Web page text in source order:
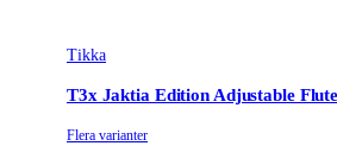
Tikka
T3x Jaktia Edition Adjustable
Flera varianter